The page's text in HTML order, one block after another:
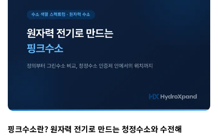
핑크수소란? 원자력 전기로 만드는 청정수소와 수전해